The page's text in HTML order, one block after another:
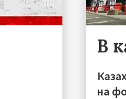
В
на